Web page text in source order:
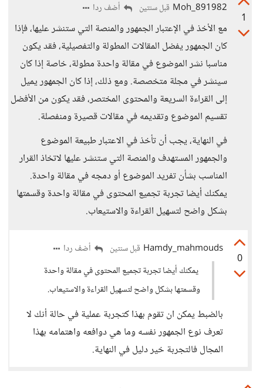
1
Moh_891982 قبل سنتين أضف ردا
مع الأخذ في الإعتبار الجمهور والمنصة التي ستنشر عليها، فإذا
كان الجمهور يفضل المقالات المطولة والتفصيلية، فقد يكون
مناسبا نشر الموضوع في مقالة واحدة مطولة، خاصة إذا كان
سينشر في مجلة متخصصة. ومع ذلك، إذا كان الجمهور يميل
إلى القراءة السريعة والمحتوى المختصر، فقد يكون من الأفضل
تقسيم الموضوع وتقديمه في مقالات قصيرة ومنفصلة.
في النهاية، يجب أن تأخذ في الاعتبار طبيعة الموضوع
والجمهور المستهدف والمنصة التي ستنشر عليها لاتخاذ القرار
المناسب بشأن تفريد الموضوع أو دمجه في مقالة واحدة.
يمكنك أيضا تجربة تجميع المحتوى في مقالة واحدة وقسمتها
بشكل واضح لتسهيل القراءة والاستيعاب.
0
Hamdy_mahmouds قبل سنتين
أضف ردا
يمكنك أيضا تجربة تجميع المحتوى في مقالة واحدة
وقسمتها بشكل واضح لتسهيل القراءة والاستيعاب.
بالضبط يمكن ان تقوم بهذا كتجربة عملية في حالة أنك لا
تعرف نوع الجمهور نفسه وما هي دوافعه واهتمامه بهذا
المجال فالتجربة خير دليل في النهاية.